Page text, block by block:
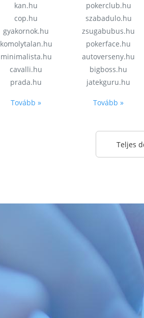
kan.hu
cop.hu
gyakornok.hu
komolytalan.hu
minimalista.hu
cavalli.hu
prada.hu
Tovább »
pokerclub.hu
szabadulo.hu
zsugabubus.hu
pokerface.hu
autoverseny.hu
bigboss.hu
jatekguru.hu
Tovább »
Teljes